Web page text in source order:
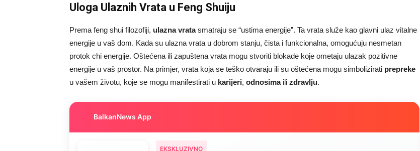
Uloga Ulaznih Vrata u Feng Shuiju
Prema feng shui filozofiji, ulazna vratasmatraju se “ustima energije”. Ta vrata služe kao glavni ulaz vitalne
energije u vaš dom. Kada su ulazna vrata u dobrom stanju, čista i funkcionalna, omogućuju nesmetan
protok chi energije. Oštećena ili zapuštena vrata mogu stvoriti blokade koje ometaju ulazak pozitivne
energije u vaš prostor. Na primjer, vrata koja se teško otvaraju ili su oštećena mogu simbolizirati prepreke
u vašem životu, koje se mogu manifestirati u karijeri, odnosimaili zdravlju.
BalkanNews App
EKSKLUZIVNO